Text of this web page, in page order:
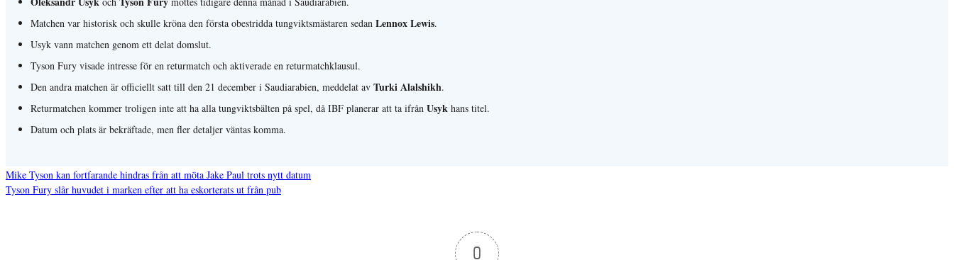
Matchen var historisk och skulle kröna den första obestridda tungviktsmästaren sedan Lennox Lewis.
Usyk vann matchen genom ett delat domslut.
Tyson Fury visade intresse för en returmatch och aktiverade en returmatchklausul.
Den andra matchen är officiellt satt till den 21 december i Saudiarabien, meddelat av Turki Alalshikh.
Returmatchen kommer troligen inte att ha alla tungviktsbälten på spel, då IBF planerar att ta ifrån Usyk hans titel.
Datum och plats är bekräftade, men fler detaljer väntas komma.
Mike Tyson kan fortfarande hindras från att möta Jake Paul trots nytt datum
Tyson Fury slår huvudet i marken efter att ha eskorterats ut från pub
0